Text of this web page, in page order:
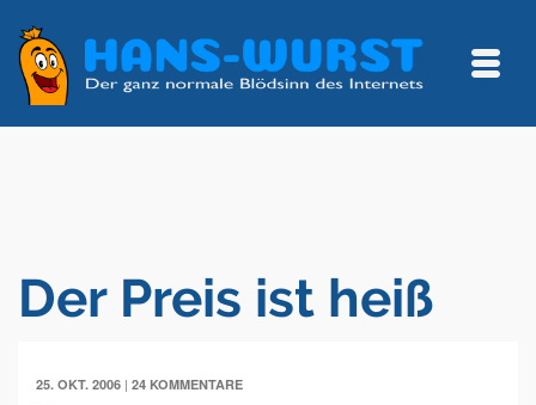
Der Preis ist heiß
25. OKT. 2006 | 24 KOMMENTARE